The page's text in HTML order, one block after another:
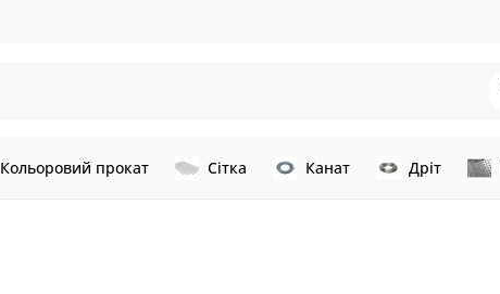
Кольоровий прокат Сітка Канат Дріт